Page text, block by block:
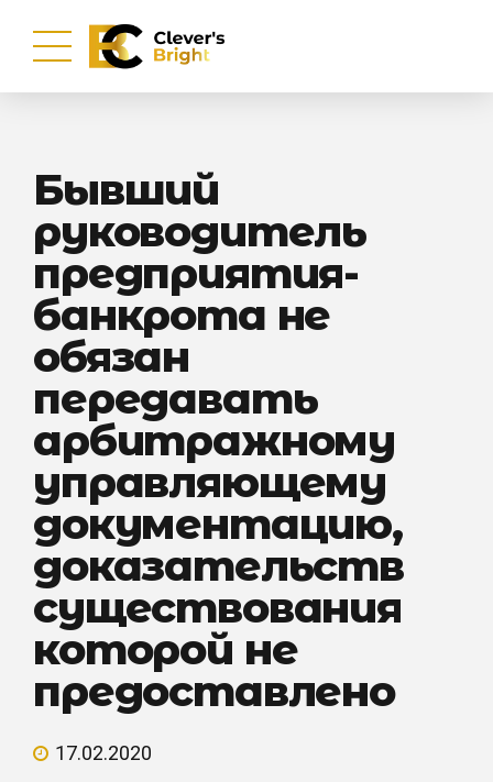
Бывший
руководитель
предприятия-
банкрота не
обязан
передавать
арбитражному
управляющему
документацию,
доказательств
существования
которой не
предоставлено
17.02.2020